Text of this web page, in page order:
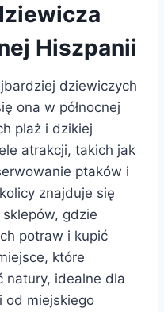
Hiszpanii
dziewiczych
ona w północnej
plaż i dzikiej
atrakcji, takich jak
ptaków i
znajduje się
gdzie
potraw i kupić
które
natury, idealne dla
od miejskiego